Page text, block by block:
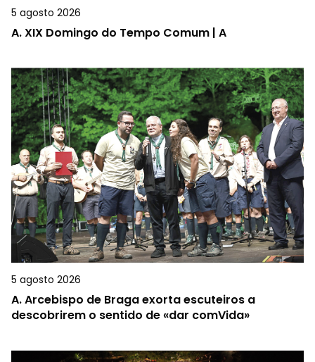
5 agosto 2026
A.XIX Domingo do Tempo Comum | A
5 agosto 2026
A.Arcebispo de Braga exorta escuteiros a
descobrirem o sentido de «dar comVida»